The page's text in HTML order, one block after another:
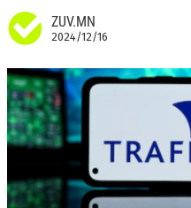
ZUV.MN
2024/12/16